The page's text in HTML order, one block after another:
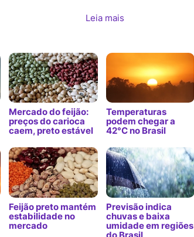
Leia mais
Mercado do feijão:
preços do carioca
caem, preto estável
Temperaturas
podem chegar a
42°C no Brasil
Feijão preto mantém
estabilidade no
mercado
Previsão indica
chuvas e baixa
umidade em regiões
do Brasil